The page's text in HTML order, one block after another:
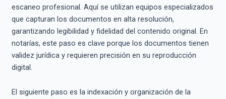
escaneo profesional. Aquí se utilizan equipos especializados
que capturan los documentos en alta resolución,
garantizando legibilidad y fidelidad del contenido original. En
notarías, este paso es clave porque los documentos tienen
validez jurídica y requieren precisión en su reproducción
digital.
El siguiente paso es la indexación y organización de la